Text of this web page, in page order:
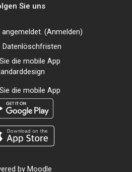
Sie uns
(Anmelden)
Datenlöschfristen
die mobile App
die mobile App
by Moodle